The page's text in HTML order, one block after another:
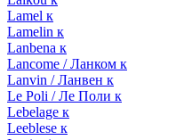
Lamel к
Lamelin к
Lanbena к
Lancome / Ланком к
Lanvin / Ланвен к
Le Poli / Ле Поли к
Lebelage к
Leeblese к